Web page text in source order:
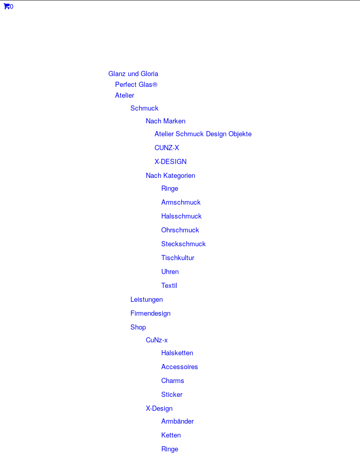
0
Glanz und Gloria
Perfect Glas®
Atelier
Schmuck
Nach Marken
Atelier Schmuck Design Objekte
CUNZ-X
X-DESIGN
Nach Kategorien
Ringe
Armschmuck
Halsschmuck
Ohrschmuck
Steckschmuck
Tischkultur
Uhren
Textil
Leistungen
Firmendesign
Shop
CuNz-x
Halsketten
Accessoires
Charms
Sticker
X-Design
Armbänder
Ketten
Ringe